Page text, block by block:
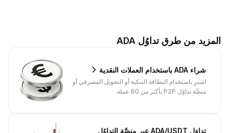
المزيد من طرق تداوُل ADA
شراء ADA باستخدام العملات النقدية
اشترِ باستخدام البطاقة البنكية أو التحويل المصرفي أو
منصَّة تداوُل P2P بأكثر من 60 عملة.
تداوَل ADA/USDT عبر منصَّة التداوُل